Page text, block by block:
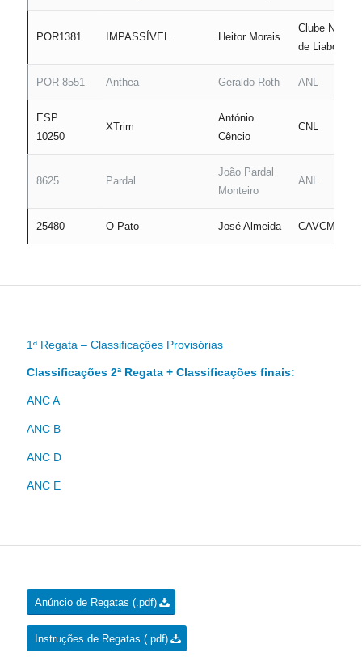
POR1381 IMPASSÍVEL Heitor Morais
Clube Naval
de Liaboa
POR 8551 Anthea Geraldo Roth ANL
ESP
10250
XTrim
António
Cêncio
CNL
8625 Pardal
João Pardal
Monteiro
ANL
25480 O Pato José Almeida CAVCMA
1ª Regata – Classificações Provisórias
Classificações 2ª Regata + Classificações finais:
ANC A
ANC B
ANC D
ANC E
Anúncio de Regatas (.pdf)
Instruções de Regatas (.pdf)